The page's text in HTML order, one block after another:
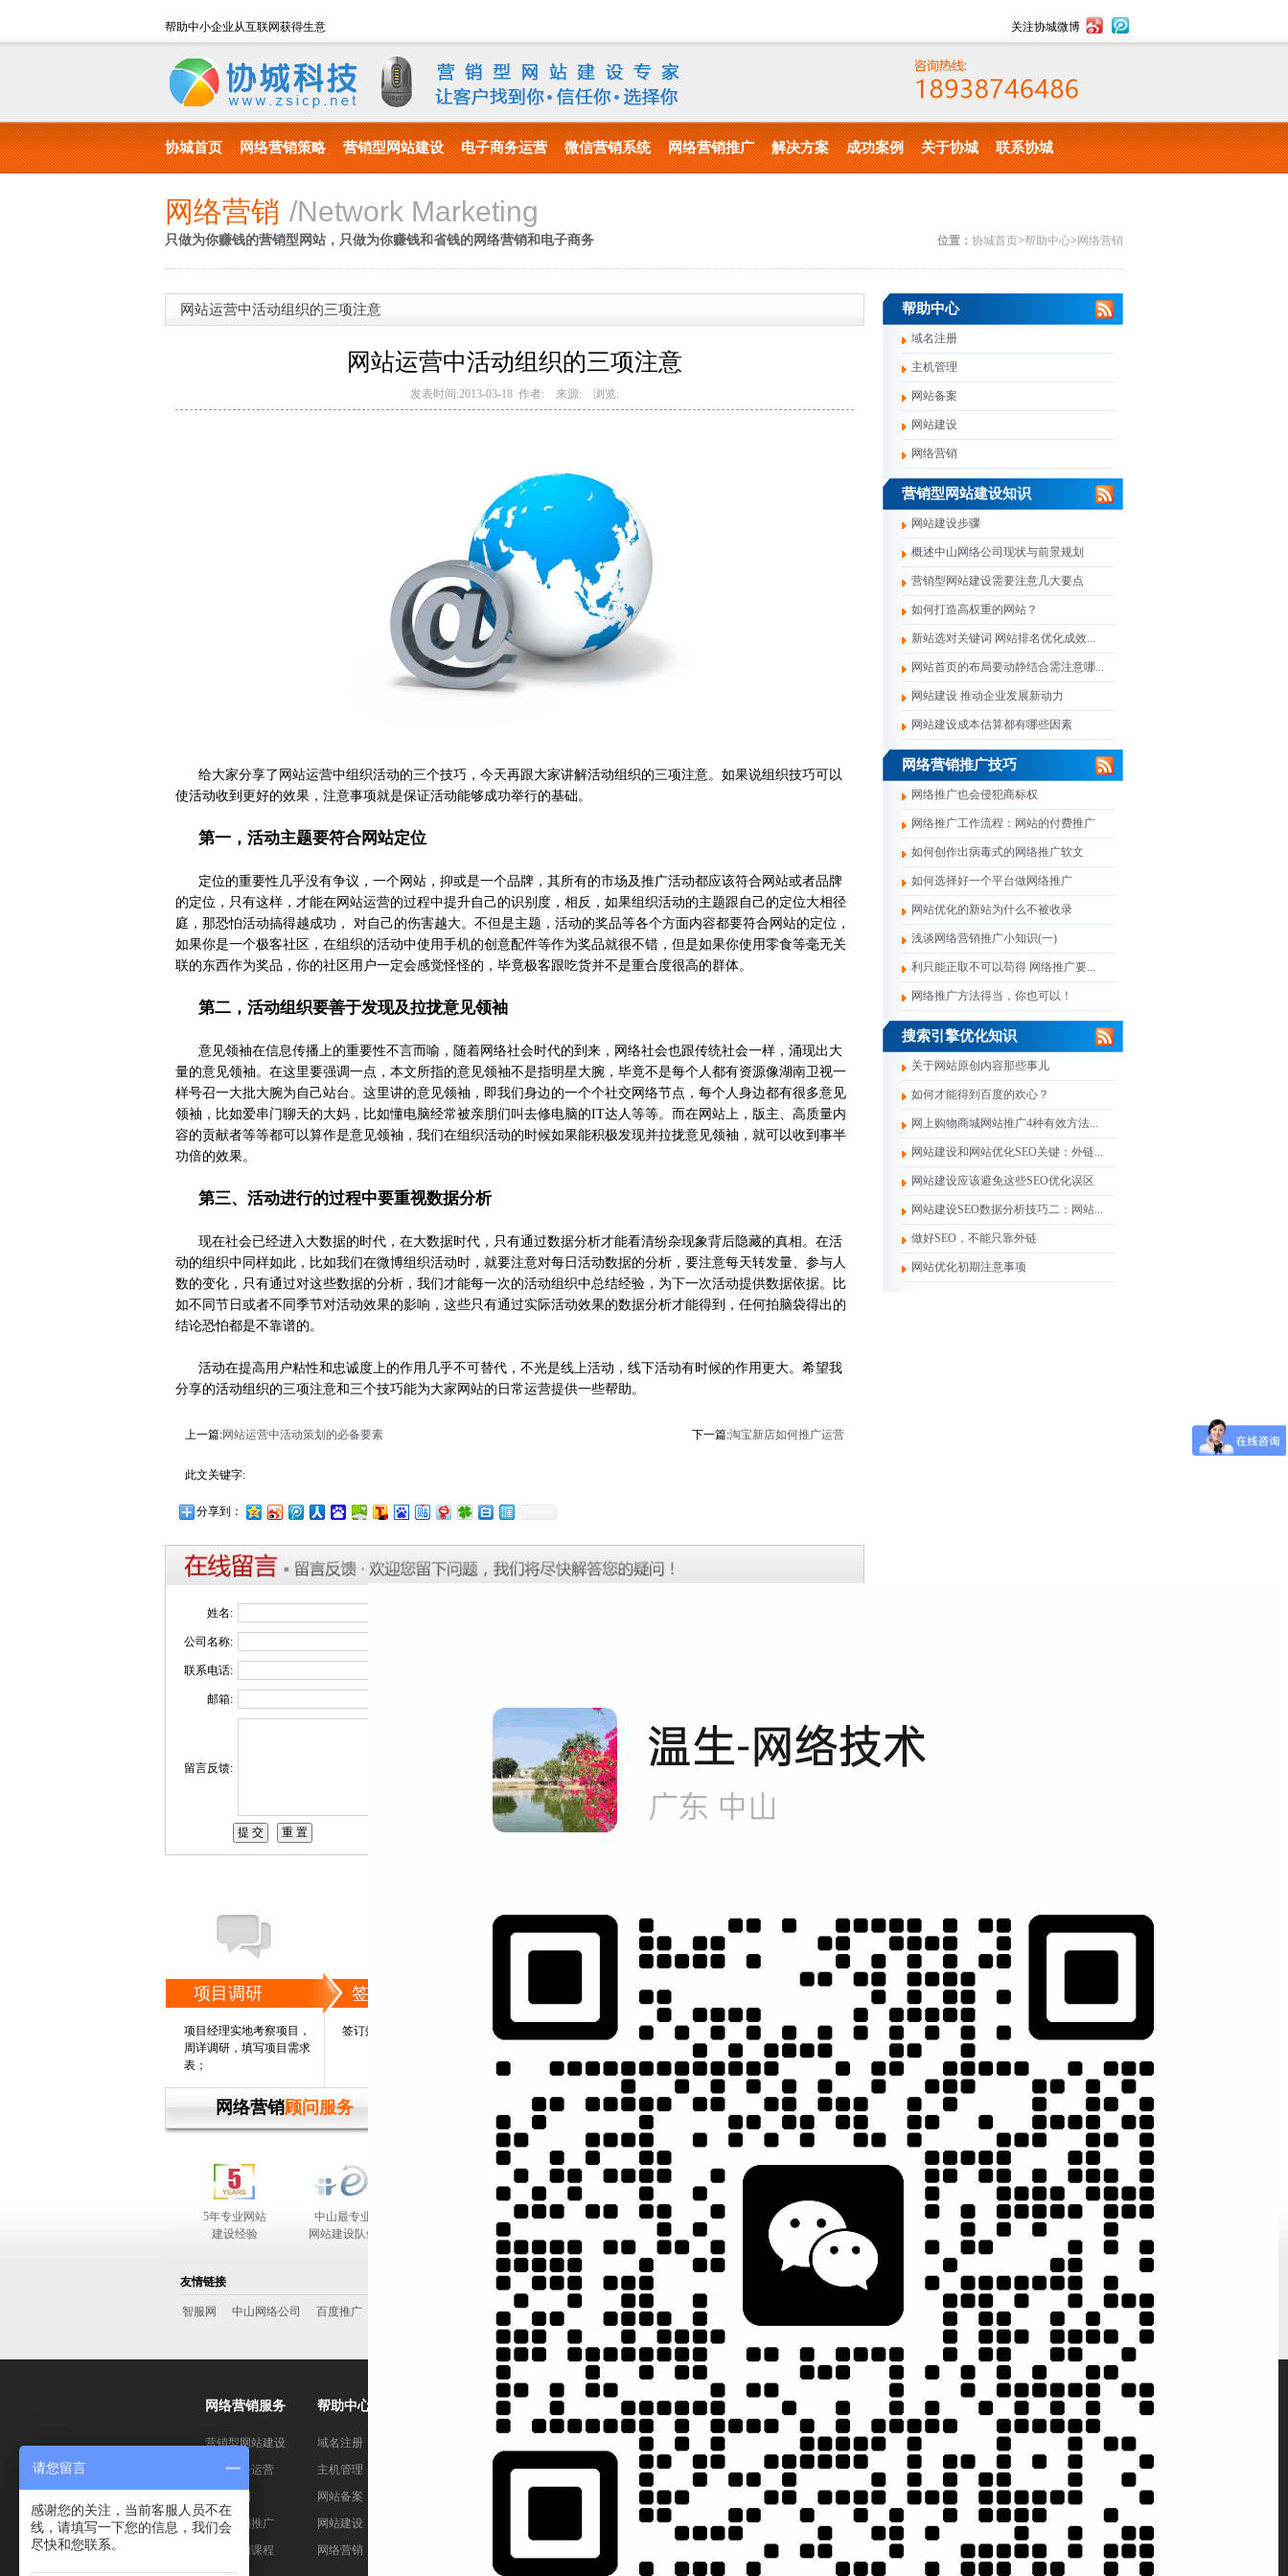
帮助中小企业从互联网获得生意 关注协城微博
协城首页 网络营销策略 营销型网站建设 电子商务运营 微信营销系统 网络营销推广 解决方案 成功案例 关于协城 联系协城
网络营销 /Network Marketing
位置： 协城首页>帮助中心> 网络营销
只做为你赚钱的营销型网站，只做为你赚钱和省钱的网络营销和电子商务
网站运营中活动组织的三项注意
网站运营中活动组织的三项注意
发表时间:2013-03-18 作者: 来源: 浏览:
给大家分享了网站运营中组织活动的三个技巧，今天再跟大家讲解活动组织的三项注意。如果说组织技巧可以
使活动收到更好的效果，注意事项就是保证活动能够成功举行的基础。
第一，活动主题要符合网站定位
定位的重要性几乎没有争议，一个网站，抑或是一个品牌，其所有的市场及推广活动都应该符合网站或者品牌
的定位，只有这样，才能在网站运营的过程中提升自己的识别度，相反，如果组织活动的主题跟自己的定位大相径
庭，那恐怕活动搞得越成功， 对自己的伤害越大。不但是主题，活动的奖品等各个方面内容都要符合网站的定位，
如果你是一个极客社区，在组织的活动中使用手机的创意配件等作为奖品就很不错，但是如果你使用零食等毫无关
联的东西作为奖品，你的社区用户一定会感觉怪怪的，毕竟极客跟吃货并不是重合度很高的群体。
第二，活动组织要善于发现及拉拢意见领袖
意见领袖在信息传播上的重要性不言而喻，随着网络社会时代的到来，网络社会也跟传统社会一样，涌现出大
量的意见领袖。在这里要强调一点，本文所指的意见领袖不是指明星大腕，毕竟不是每个人都有资源像湖南卫视一
样号召一大批大腕为自己站台。这里讲的意见领袖，即我们身边的一个个社交网络节点，每个人身边都有很多意见
领袖，比如爱串门聊天的大妈，比如懂电脑经常被亲朋们叫去修电脑的IT达人等等。而在网站上，版主、高质量内
容的贡献者等等都可以算作是意见领袖，我们在组织活动的时候如果能积极发现并拉拢意见领袖，就可以收到事半
功倍的效果。
第三、活动进行的过程中要重视数据分析
现在社会已经进入大数据的时代，在大数据时代，只有通过数据分析才能看清纷杂现象背后隐藏的真相。在活
动的组织中同样如此，比如我们在微博组织活动时，就要注意对每日活动数据的分析，要注意每天转发量、参与人
数的变化，只有通过对这些数据的分析，我们才能每一次的活动组织中总结经验，为下一次活动提供数据依据。比
如不同节日或者不同季节对活动效果的影响，这些只有通过实际活动效果的数据分析才能得到，任何拍脑袋得出的
结论恐怕都是不靠谱的。
活动在提高用户粘性和忠诚度上的作用几乎不可替代，不光是线上活动，线下活动有时候的作用更大。希望我
分享的活动组织的三项注意和三个技巧能为大家网站的日常运营提供一些帮助。
上一篇:网站运营中活动策划的必备要素 下一篇:淘宝新店如何推广运营
此文关键字:
分享到：
姓名:
公司名称:
联系电话:
邮箱:
留言反馈:
帮助中心
域名注册
主机管理
网站备案
网站建设
网络营销
营销型网站建设知识
网站建设步骤
概述中山网络公司现状与前景规划
营销型网站建设需要注意几大要点
如何打造高权重的网站？
新站选对关键词 网站排名优化成效...
网站首页的布局要动静结合需注意哪...
网站建设 推动企业发展新动力
网站建设成本估算都有哪些因素
网络营销推广技巧
网络推广也会侵犯商标权
网络推广工作流程：网站的付费推广
如何创作出病毒式的网络推广软文
如何选择好一个平台做网络推广
网站优化的新站为什么不被收录
浅谈网络营销推广小知识(一)
利只能正取不可以苟得 网络推广要...
网络推广方法得当，你也可以！
搜索引擎优化知识
关于网站原创内容那些事儿
如何才能得到百度的欢心？
网上购物商城网站推广4种有效方法...
网站建设和网站优化SEO关键：外链...
网站建设应该避免这些SEO优化误区
网站建设SEO数据分析技巧二：网站...
做好SEO，不能只靠外链
网站优化初期注意事项
项目调研
项目经理实地考察项目，
周详调研，填写项目需求
表；
签订协议
签订效果保证书！
全方位分析，精准定位 输
营销型网站建设
完全按照项目策划方案制
作专属于你的营销型网
站！（独一无二）
项目运营
贴近目标消费市场，实现
精准营销推广工作；（保
证效果）
团队复制
帮助客户打造高效率的网
络营销运营团队！
网络营销顾问服务 网站建设 网络营销 运营托管 实战网络营销 实操培训
5年专业网站
建设经验
中山最专业
网站建设队伍
质量 服务 诚信
合作伙伴
百度推广合作
伙伴
营销型网站
建设领先者
例实施成果
网络营销与建
站技术并重
友情链接
智服网 中山网络公司 百度推广 深圳网站建设 郑州网站优化 淘英网 营销型网站建设
网络营销服务
营销型网站建设
电子商务运营
网络营销
网络营销推广
网络营销课程
帮助中心
域名注册
主机管理
网站备案
网站建设
网络营销
0760-88888 789
189 3874 6486
周一至周五 8:30-18:30
周六 8:30-12:30
在线客服
关注我们
协城科技
微信二维码
微信扫一扫，知
晓电子商务动态
erencai168
请您留言
感谢您的关注，当前客服人员不在
线，请填写一下您的信息，我们会
尽快和您联系。